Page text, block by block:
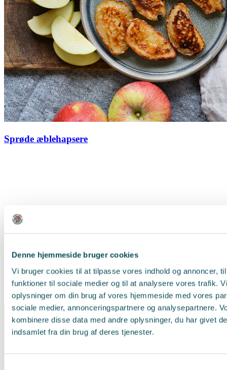
Denne hjemmeside bruger cookies
Vi bruger cookies til at tilpasse vores indhold og annoncer,
funktioner til sociale medier og til at analysere vores trafik.
oplysninger om din brug af vores hjemmeside med vores
sociale medier, annonceringspartnere og analysepartnere.
kombinere disse data med andre oplysninger, du har givet
indsamlet fra din brug af deres tjenester.
Sprøde æblehapsere